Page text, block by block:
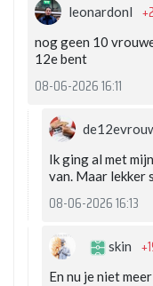
leonardonl
nog geen 10
12e bent
08-06-2026 16:11
Ik ging al met
van. Maar lekker
08-06-2026 16:13
skin
En nu je niet